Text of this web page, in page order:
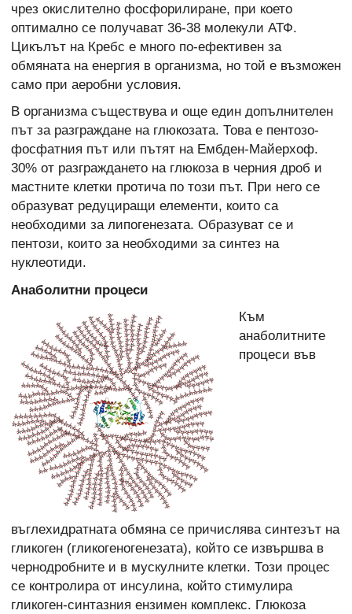
чрез окислително фосфорилиране, при което
оптимално се получават 36-38 молекули АТФ.
Цикълът на Кребс е много по-ефективен за
обмяната на енергия в организма, но той е възможен
само при аеробни условия.
В организма съществува и още един допълнителен
път за разграждане на глюкозата. Това е пентозо-
фосфатния път или пътят на Ембден-Майерхоф.
30% от разграждането на глюкоза в черния дроб и
мастните клетки протича по този път. При него се
образуват редуциращи елементи, които са
необходими за липогенезата. Образуват се и
пентози, които за необходими за синтез на
нуклеотиди.
Анаболитни процеси
Към
анаболитните
процеси във
въглехидратната обмяна се причислява синтезът на
гликоген (гликогеногенезата), който се извършва в
чернодробните и в мускулните клетки. Този процес
се контролира от инсулина, който стимулира
гликоген-синтазния ензимен комплекс. Глюкоза